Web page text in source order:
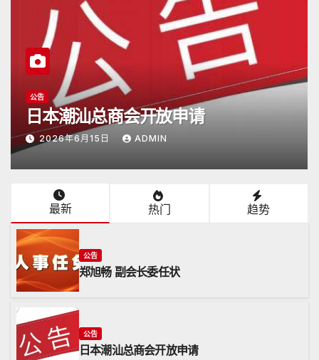
公告
日本潮汕总商会开放申请
2026年6月15日 ADMIN
最新 热门 趋势
公告
郑旭畅 副会长委任状
公告
日本潮汕总商会开放申请